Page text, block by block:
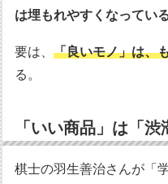
は埋もれやすくなってい
要は、「良いモノ」は、
る。
「いい商品」は「渋
棋士の羽生善治さんが「